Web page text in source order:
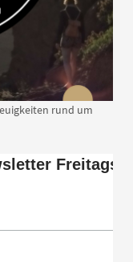
rund um
Freitags